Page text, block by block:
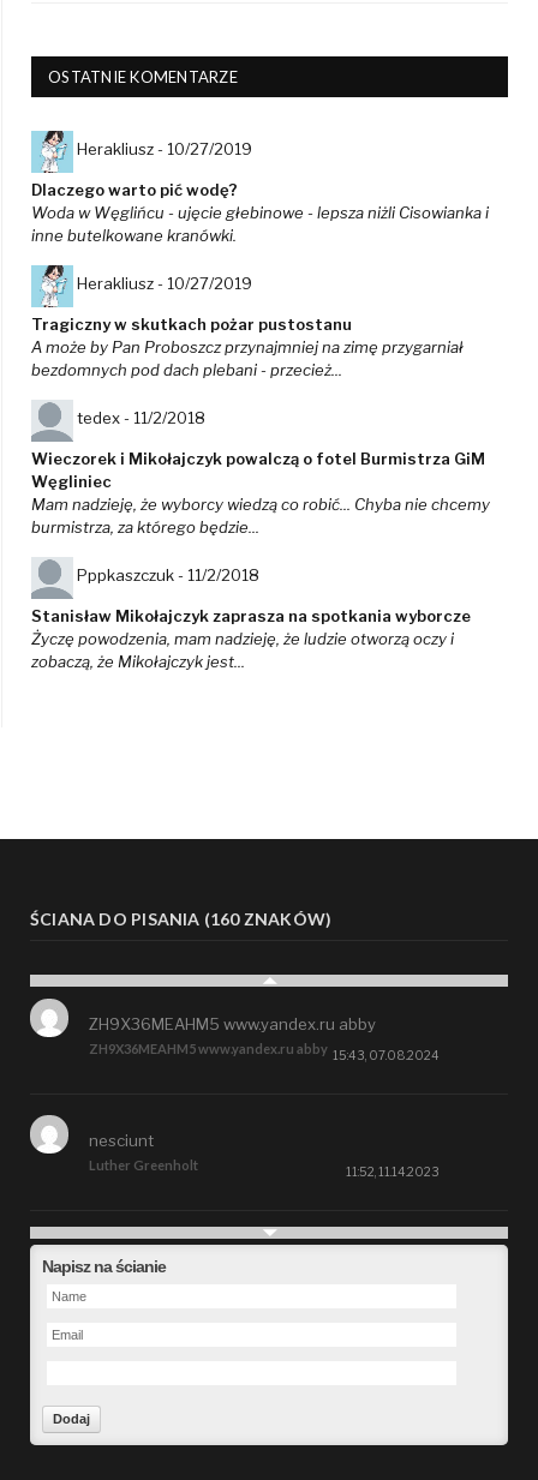
OSTATNIE KOMENTARZE
Herakliusz - 10/27/2019
Dlaczego warto pić wodę?
Woda w Węglińcu - ujęcie głebinowe - lepsza niżli Cisowianka i
inne butelkowane kranówki.
Herakliusz - 10/27/2019
Tragiczny w skutkach pożar pustostanu
A może by Pan Proboszcz przynajmniej na zimę przygarniał
bezdomnych pod dach plebani - przecież...
tedex - 11/2/2018
Wieczorek i Mikołajczyk powalczą o fotel Burmistrza GiM
Węgliniec
Mam nadzieję, że wyborcy wiedzą co robić... Chyba nie chcemy
burmistrza, za którego będzie...
Pppkaszczuk - 11/2/2018
Stanisław Mikołajczyk zaprasza na spotkania wyborcze
Życzę powodzenia, mam nadzieję, że ludzie otworzą oczy i
zobaczą, że Mikołajczyk jest...
ŚCIANA DO PISANIA (160 ZNAKÓW)
ZH9X36MEAHM5 www.yandex.ru abby
ZH9X36MEAHM5 www.yandex.ru abby
15:43, 07.08.2024
Luther Greenholt
nesciunt
11:52, 11.14.2023
Future
Napisz na ścianie